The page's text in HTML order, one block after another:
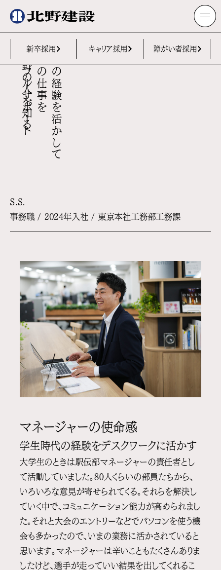
新卒採用 キャリア採用 障がい者採用
北野の人を知る 学生時代の経験を活かして
建設現場の仕事を
後方からフルサポート
S.S.
事務職 / 2024年入社 / 東京本社工務部工務課
マネージャーの使命感
学生時代の経験をデスクワークに活かす
大学生のときは駅伝部マネージャーの責任者とし
て活動していました。80人くらいの部員たちから、
いろいろな意見が寄せられてくる。それらを解決し
ていく中で、コミュニケーション能力が高められまし
た。それと大会のエントリーなどでパソコンを使う機
会も多かったので、いまの業務に活かされていると
思います。マネージャーは辛いこともたくさんありま
したけど、選手が走っていい結果を出してくれるこ